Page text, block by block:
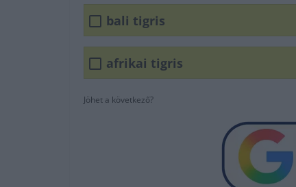
bali tigris
afrikai tigris
Jöhet a következő?